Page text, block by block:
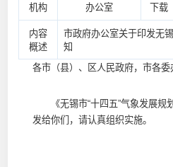
机构
办公室
下载
内容
概述
市政府办公室关于印发无
知
各市（县）、区人民政府，市各委
《无锡市“十四五”气象发展规
发给你们，请认真组织实施。